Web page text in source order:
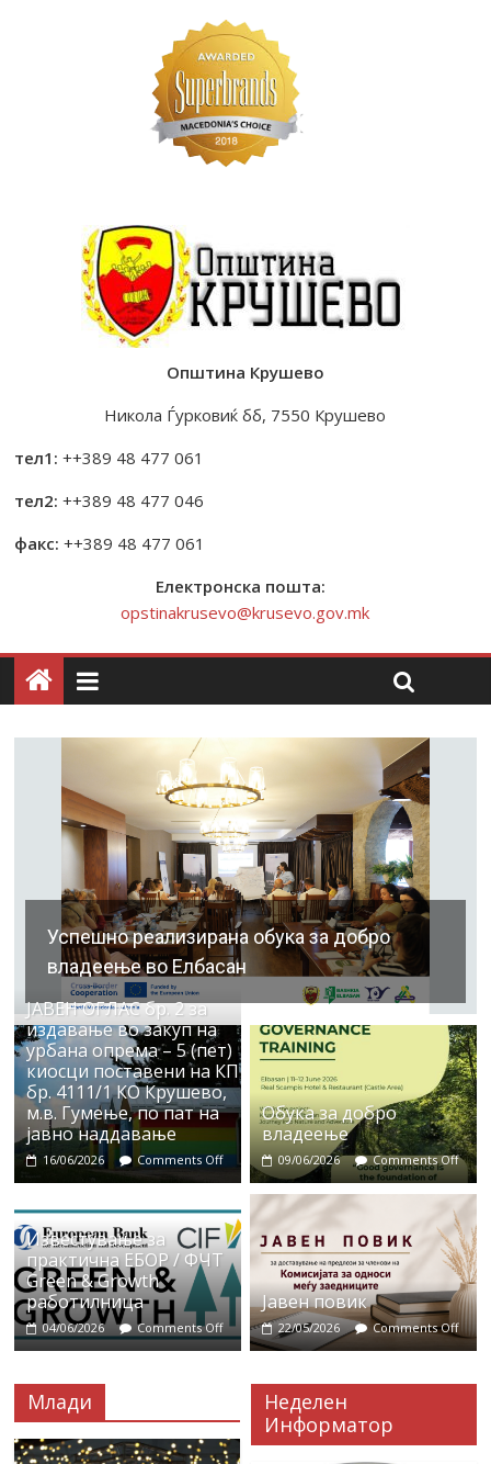
Општина Крушево
Никола Ѓурковиќ бб, 7550 Крушево
тел1: ++389 48 477 061
тел2: ++389 48 477 046
факс: ++389 48 477 061
Електронска пошта:
opstinakrusevo@krusevo.gov.mk
Успешно реализирана обука за добро
владеење во Елбасан
ЈАВЕН ОГЛАС бр. 2 за
издавање во закуп на
урбана опрема – 5 (пет)
киосци поставени на КП
бр. 4111/1 КО Крушево,
м.в. Гумење, по пат на
јавно наддавање
16/06/2026 Comments Off
Обука за добро
владеење
09/06/2026 Comments Off
Известување за
практична ЕБОР / ФЧТ
Green & Growth
работилница
04/06/2026 Comments Off
Јавен повик
22/05/2026 Comments Off
Млади
Неделен
Информатор